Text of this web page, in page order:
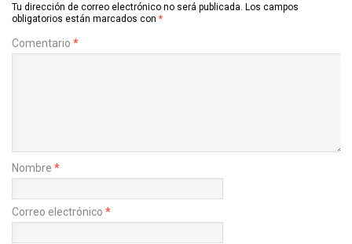
Tu dirección de correo electrónico no será publicada. Los campos
obligatorios están marcados con *
Comentario *
Nombre *
Correo electrónico *